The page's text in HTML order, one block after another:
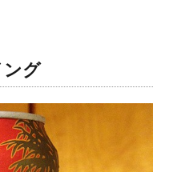
ング